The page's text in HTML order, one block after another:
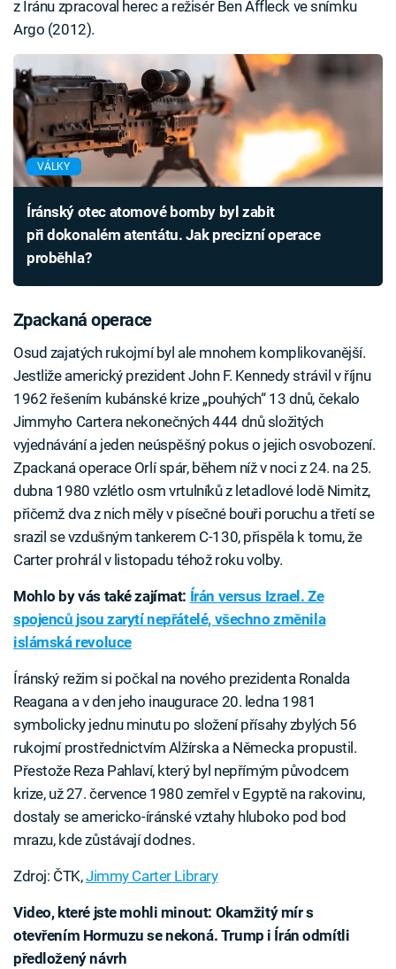
z Íránu zpracoval herec a režisér Ben Affleck ve snímku
Argo (2012).
VÁLKY
Íránský otec atomové bomby byl zabit
při dokonalém atentátu. Jak precizní operace
proběhla?
Zpackaná operace
Osud zajatých rukojmí byl ale mnohem komplikovanější.
Jestliže americký prezident John F. Kennedy strávil v říjnu
1962 řešením kubánské krize „pouhých“ 13 dnů, čekalo
Jimmyho Cartera nekonečných 444 dnů složitých
vyjednávání a jeden neúspěšný pokus o jejich osvobození.
Zpackaná operace Orlí spár, během níž v noci z 24. na 25.
dubna 1980 vzlétlo osm vrtulníků z letadlové lodě Nimitz,
přičemž dva z nich měly v písečné bouři poruchu a třetí se
srazil se vzdušným tankerem C-130, přispěla k tomu, že
Carter prohrál v listopadu téhož roku volby.
Mohlo by vás také zajímat: Írán versus Izrael. Ze
spojenců jsou zarytí nepřátelé, všechno změnila
islámská revoluce
Íránský režim si počkal na nového prezidenta Ronalda
Reagana a v den jeho inaugurace 20. ledna 1981
symbolicky jednu minutu po složení přísahy zbylých 56
rukojmí prostřednictvím Alžírska a Německa propustil.
Přestože Reza Pahlaví, který byl nepřímým původcem
krize, už 27. července 1980 zemřel v Egyptě na rakovinu,
dostaly se americko-íránské vztahy hluboko pod bod
mrazu, kde zůstávají dodnes.
Zdroj: ČTK,Jimmy Carter Library
Video, které jste mohli minout: Okamžitý mír s
otevřením Hormuzu se nekoná. Trump i Írán odmítli
předložený návrh